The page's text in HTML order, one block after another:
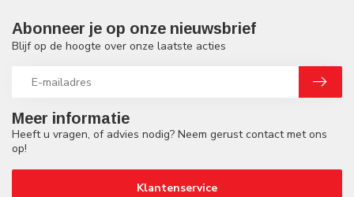
Meer informatie
Heeft u vragen, of advies nodig? Neem gerust contact met ons
op!
Klantenservice
Abonneer je op onze nieuwsbrief
Blijf op de hoogte over onze laatste acties